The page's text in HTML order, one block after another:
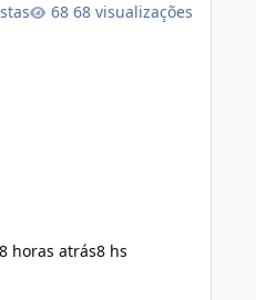
containing plant-
68 visualizações
8 horas atrás8 hs